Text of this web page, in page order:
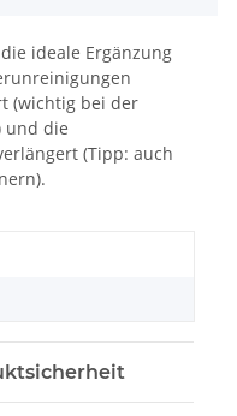
ideale Ergänzung
(wichtig bei der
und die
(Tipp: auch